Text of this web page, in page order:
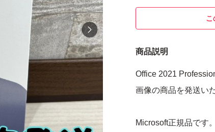
こ
商品説明
Office 2021
画像の商品を発送い
Microsoft正規品です。